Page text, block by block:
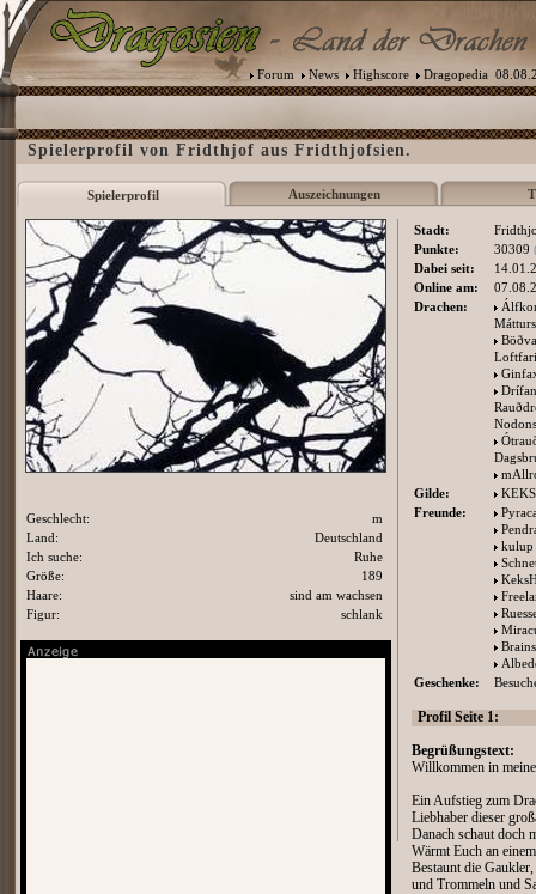
Forum News Highscore Dragopedia
Spielerprofil von Fridthjof aus Fridthjofsien.
Spielerprofil Auszeichnungen
Stadt:
Punkte:
30309
Dabei seit:
Online am:
Drachen:
Loftfari
Gilde:
Freunde:
kulup
Geschenke:
Profil Seite 1:
Begrüßungstext:
Willkommen in
Ein Aufstieg zum
Liebhaber dieser
Danach schaut doch
Wärmt Euch an
Bestaunt die
und Trommeln und
Geschlecht:
m
Land:
Deutschland
Ich suche:
Ruhe
Größe:
189
Haare:
sind am wachsen
Figur:
schlank